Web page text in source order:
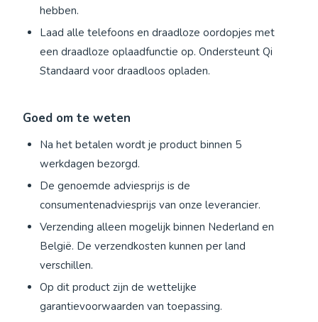
hebben.
Laad alle telefoons en draadloze oordopjes met
een draadloze oplaadfunctie op. Ondersteunt Qi
Standaard voor draadloos opladen.
Goed om te weten
Na het betalen wordt je product binnen 5
werkdagen bezorgd.
De genoemde adviesprijs is de
consumentenadviesprijs van onze leverancier.
Verzending alleen mogelijk binnen Nederland en
België. De verzendkosten kunnen per land
verschillen.
Op dit product zijn de wettelijke
garantievoorwaarden van toepassing.